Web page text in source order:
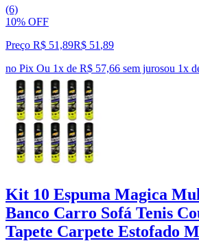
(6)
10% OFF
Preço R$ 51,89R$ 51 ,89
no Pix Ou 1x de R$ 57,66 sem jurosou 1x
Kit 10 Espuma Magica
Banco Carro Sofá Tenis
Tapete Carpete Estofado